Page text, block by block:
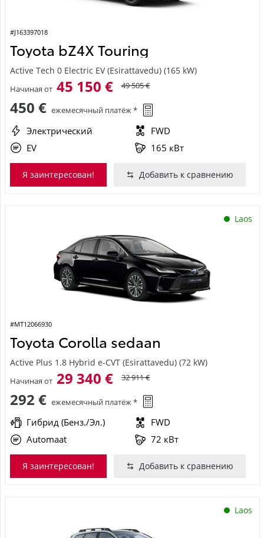
#J163397018
Toyota bZ4X Touring
Active Tech 0 Electric EV (Esirattavedu) (165 kW)
Начиная от 45 150 € 49 505 €
450 € ежемесячный платёж *
Электрический
FWD
EV
165 кВт
Я заинтересован! Добавить к сравнению
Laos
#MT12066930
Toyota Corolla sedaan
Active Plus 1.8 Hybrid e-CVT (Esirattavedu) (72 kW)
Начиная от 29 340 € 32 911 €
292 € ежемесячный платёж *
Гибрид (Бенз./Эл.)
FWD
Automaat
72 кВт
Я заинтересован! Добавить к сравнению
Laos